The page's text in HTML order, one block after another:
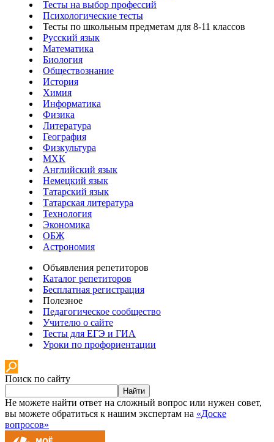
Тесты на выбор профессий
Психологические тесты
Тесты по школьным предметам для 8-11 классов
Русский язык
Математика
Биология
Обществознание
История
Химия
Информатика
Физика
Литература
География
Физкультура
МХК
Английский язык
Немецкий язык
Татарский язык
Татарская литература
Технология
Экономика
ОБЖ
Астрономия
Объявления репетиторов
Каталог репетиторов
Бесплатная регистрация
Полезное
Педагогическое сообщество
Учителю о сайте
Тесты для ЕГЭ и ГИА
Уроки по профориентации
Поиск по сайту
Найти
Не можете найти ответ на сложный вопрос или нужен совет,
вы можете обратиться к нашим экспертам на «Доске
вопросов»